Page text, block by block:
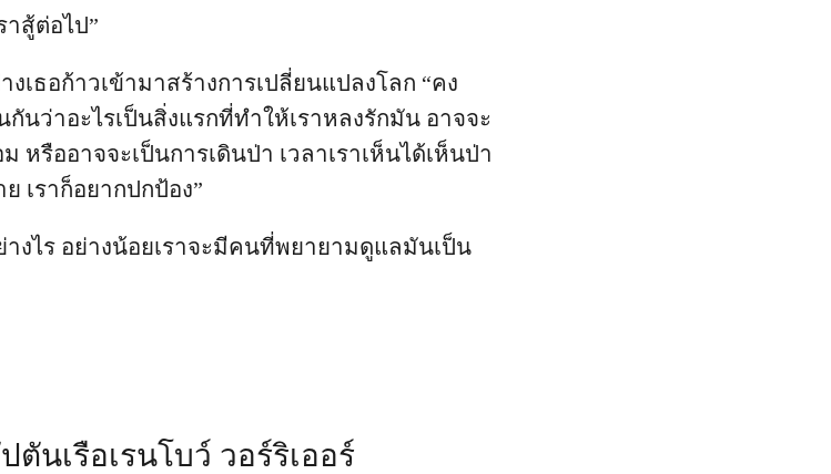
าสู้ต่อไป”
เธอก้าวเข้ามาสร้างการเปลี่ยนแปลงโลก “คง
นว่าอะไรเป็นสิ่งแรกที่ทำให้เราหลงรักมัน อาจจะ
หรืออาจจะเป็นการเดินป่า เวลาเราเห็นได้เห็นป่า
เราก็อยากปกป้อง”
างไร อย่างน้อยเราจะมีคนที่พยายามดูแลมันเป็น
ตันเรือเรนโบว์ วอร์ริเออร์